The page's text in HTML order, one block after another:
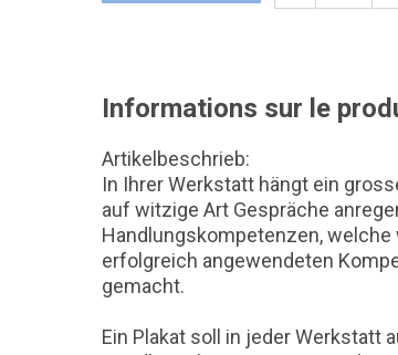
Informations sur le
Artikelbeschrieb:
In Ihrer Werkstatt hängt ein
auf witzige Art Gespräche
Handlungskompetenzen,
erfolgreich angewendeten
gemacht.
Ein Plakat soll in jeder Werkstatt